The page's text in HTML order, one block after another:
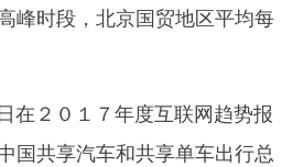
峰时段，北京国贸地区平均每
２０１７年度互联网趋势报
国共享汽车和共享单车出行总